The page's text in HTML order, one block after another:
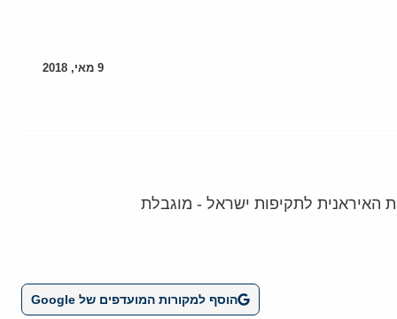
9 מאי, 2018
האיראנית לתקיפות ישראל - מוגבלת
הוסף למקורות המועדפים של Google